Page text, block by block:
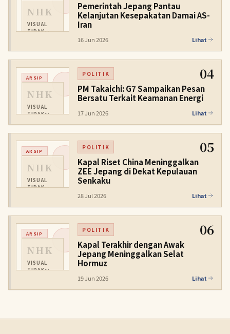
NHK
VISUAL
TIDAK
Pemerintah Jepang Pantau
Kelanjutan Kesepakatan Damai AS-
Iran
16 Jun 2026 Lihat
ARSIP
NHK
VISUAL
TIDAK
POLITIK 04
PM Takaichi: G7 Sampaikan Pesan
Bersatu Terkait Keamanan Energi
17 Jun 2026 Lihat
ARSIP
NHK
VISUAL
TIDAK
POLITIK 05
Kapal Riset China Meninggalkan
ZEE Jepang di Dekat Kepulauan
Senkaku
28 Jul 2026 Lihat
ARSIP
NHK
VISUAL
TIDAK
POLITIK 06
Kapal Terakhir dengan Awak
Jepang Meninggalkan Selat
Hormuz
19 Jun 2026 Lihat